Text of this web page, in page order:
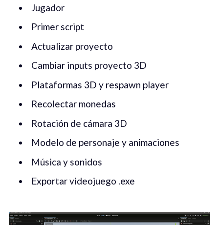
Jugador
Primer script
Actualizar proyecto
Cambiar inputs proyecto 3D
Plataformas 3D y respawn player
Recolectar monedas
Rotación de cámara 3D
Modelo de personaje y animaciones
Música y sonidos
Exportar videojuego .exe